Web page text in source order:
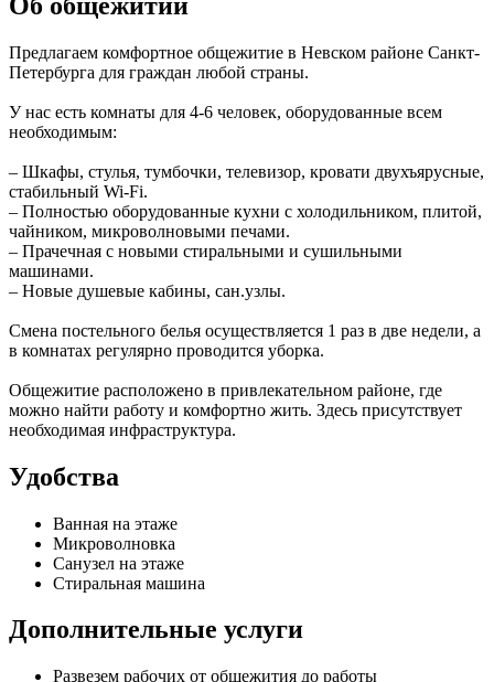
Предлагаем комфортное общежитие в Невском районе Санкт-
Петербурга для граждан любой страны.
У нас есть комнаты для 4-6 человек, оборудованные всем
необходимым:
– Шкафы, стулья, тумбочки, телевизор, кровати двухъярусные,
стабильный Wi-Fi.
– Полностью оборудованные кухни с холодильником, плитой,
чайником, микроволновыми печами.
– Прачечная с новыми стиральными и сушильными
машинами.
– Новые душевые кабины, сан.узлы.
Смена постельного белья осуществляется 1 раз в две недели, а
в комнатах регулярно проводится уборка.
Общежитие расположено в привлекательном районе, где
можно найти работу и комфортно жить. Здесь присутствует
необходимая инфраструктура.
Удобства
Ванная на этаже
Микроволновка
Санузел на этаже
Стиральная машина
Дополнительные услуги
Развезем рабочих от общежития до работы